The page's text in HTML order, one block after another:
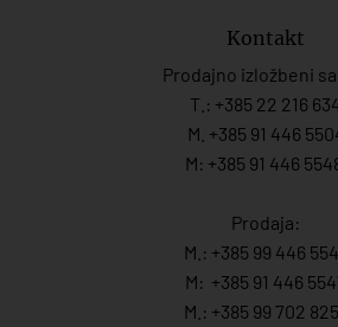
Kontakt
Prodajno izložbeni
T.: +385 22 216
M. +385 91 446
M: +385 91 446
Prodaja:
M.: +385 99 446
M: +385 91 446 554
M.: +385 99 702